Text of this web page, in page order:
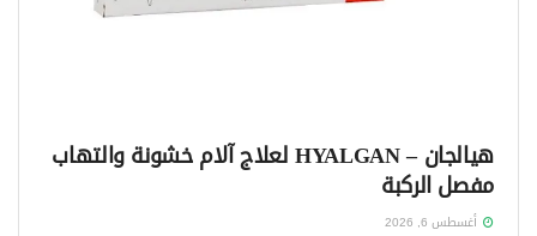
هيالجان – HYALGAN لعلاج آلام خشونة والتهاب
مفصل الركبة
أغسطس 6, 2026